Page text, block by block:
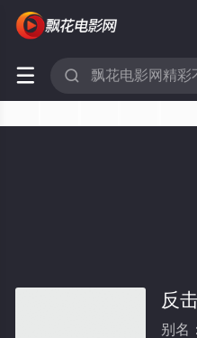
 
反
别名